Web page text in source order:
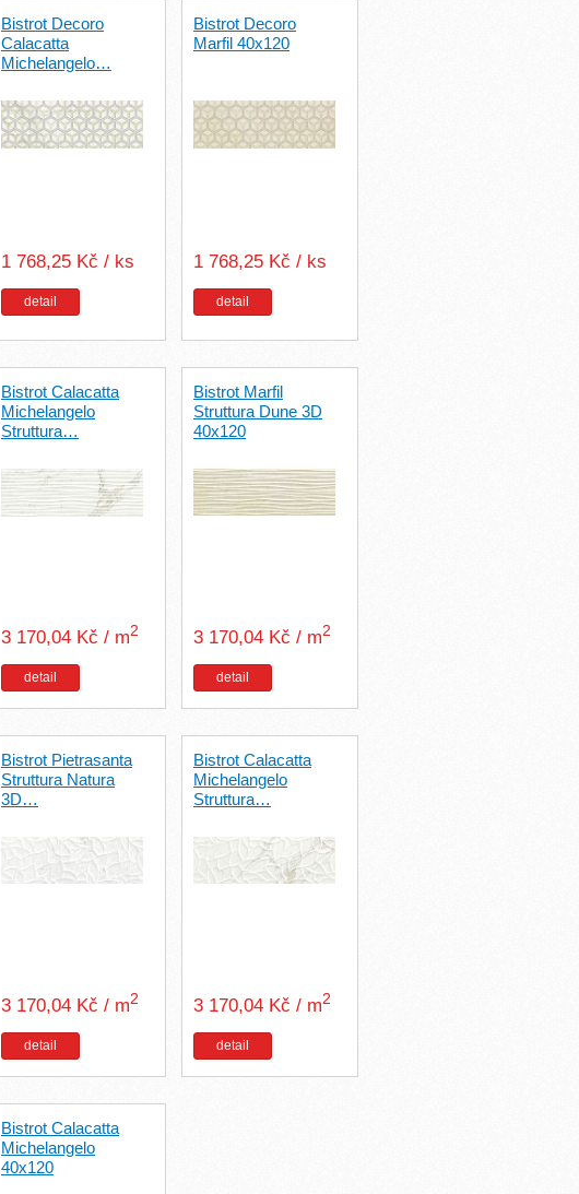
Bistrot Decoro
Calacatta
Michelangelo…
1 768,25 Kč / ks
detail
Bistrot Decoro
Marfil 40x120
1 768,25 Kč / ks
detail
Bistrot Calacatta
Michelangelo
Struttura…
3 170,04 Kč / m2
detail
Bistrot Marfil
Struttura Dune 3D
40x120
3 170,04 Kč / m2
detail
Bistrot Pietrasanta
Struttura Natura
3D…
3 170,04 Kč / m2
detail
Bistrot Calacatta
Michelangelo
Struttura…
3 170,04 Kč / m2
detail
Bistrot Calacatta
Michelangelo
40x120